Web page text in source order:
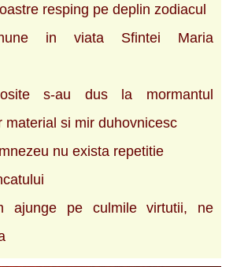
resping pe deplin zodiacul
in viata Sfintei Maria
s-au dus la mormantul
material si mir duhovnicesc
nu exista repetitie
ajunge pe culmile virtutii, ne